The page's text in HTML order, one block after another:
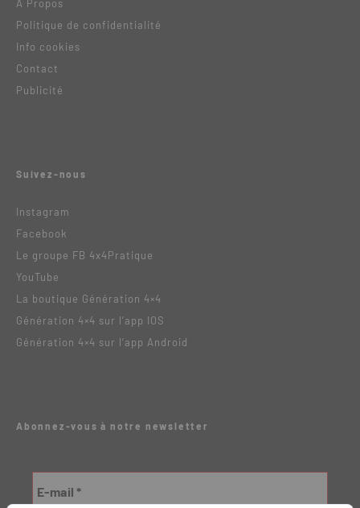
A Propos
Politique de confidentialité
Info cookies
Contact
Publicité
Suivez-nous
Instagram
Facebook
Le groupe FB 4x4Pratique
YouTube
La boutique Génération 4×4
Génération 4×4 sur l’app IOS
Génération 4×4 sur l’app Android
Abonnez-vous à notre newsletter